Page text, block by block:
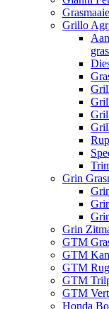
Grillo
Grin
Grin
GTM
GTM
GTM
GTM
GTM
Honda